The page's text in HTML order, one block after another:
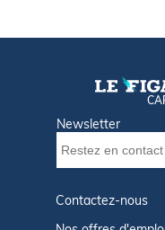
Newsletter
Contactez-nous